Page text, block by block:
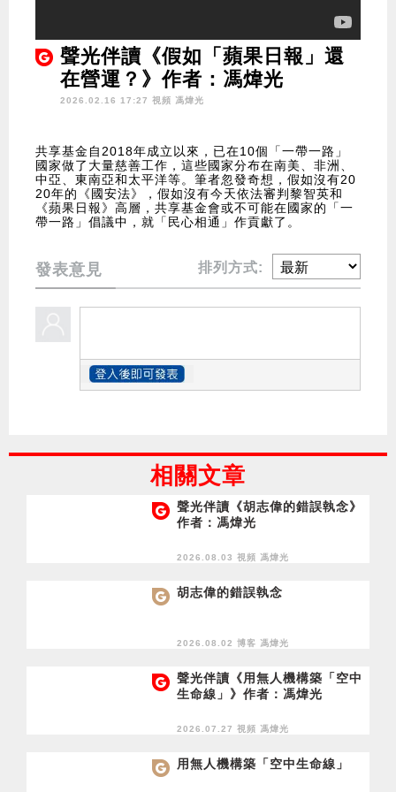
聲光伴讀《假如「蘋果日報」還
在營運？》作者：馮煒光
2026.02.16 17:27 視頻 馮煒光
共享基金自2018年成立以來，已在10個「一帶一路」
國家做了大量慈善工作，這些國家分布在南美、非洲、
中亞、東南亞和太平洋等。筆者忽發奇想，假如沒有20
20年的《國安法》，假如沒有今天依法審判黎智英和
《蘋果日報》高層，共享基金會或不可能在國家的「一
帶一路」倡議中，就「民心相通」作貢獻了。
發表意見 排列方式:
相關文章
聲光伴讀《胡志偉的錯誤執念》
作者：馮煒光
2026.08.03 視頻 馮煒光
胡志偉的錯誤執念
2026.08.02 博客 馮煒光
聲光伴讀《用無人機構築「空中
生命線」》作者：馮煒光
2026.07.27 視頻 馮煒光
用無人機構築「空中生命線」